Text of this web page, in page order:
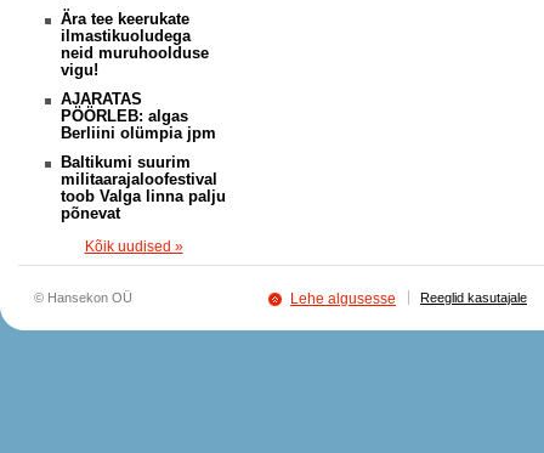
Ära tee keerukate
ilmastikuoludega
neid muruhoolduse
vigu!
AJARATAS
PÖÖRLEB: algas
Berliini olümpia jpm
Baltikumi suurim
militaarajaloofestival
toob Valga linna palju
põnevat
Kõik uudised »
© Hansekon OÜ Lehe algusesse Reeglid kasutajale